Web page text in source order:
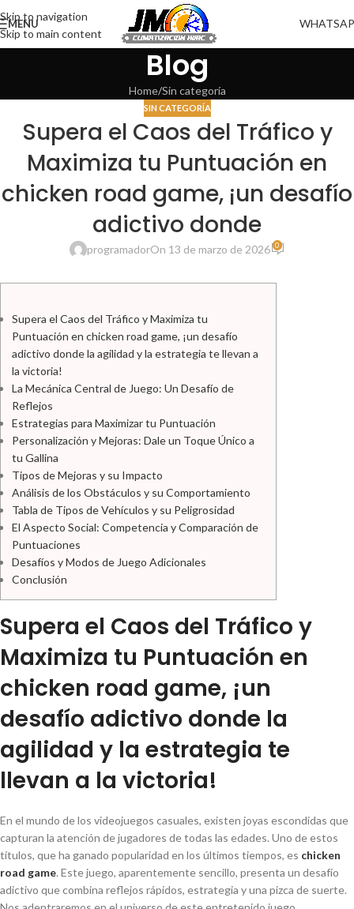
Skip to navigation
Skip to main content
MENU
Blog
Home Sin categoría
SIN CATEGORÍA
Supera el Caos del Tráfico y
Maximiza tu Puntuación en
chicken road game, ¡un desafío
adictivo donde
programadorOn 13 de marzo de 2026 0
Supera el Caos del Tráfico y Maximiza tu
Puntuación en chicken road game, ¡un desafío
adictivo donde la agilidad y la estrategia te llevan a
la victoria!
La Mecánica Central de Juego: Un Desafío de
Reflejos
Estrategias para Maximizar tu Puntuación
Personalización y Mejoras: Dale un Toque Único a
tu Gallina
Tipos de Mejoras y su Impacto
Análisis de los Obstáculos y su Comportamiento
Tabla de Tipos de Vehículos y su Peligrosidad
El Aspecto Social: Competencia y Comparación de
Puntuaciones
Desafíos y Modos de Juego Adicionales
Conclusión
Supera el Caos del Tráfico y
Maximiza tu Puntuación en
chicken road game, ¡un
desafío adictivo donde la
agilidad y la estrategia te
llevan a la victoria!
En el mundo de los videojuegos casuales, existen joyas escondidas que
capturan la atención de jugadores de todas las edades. Uno de estos
títulos, que ha ganado popularidad en los últimos tiempos, es chicken
road game. Este juego, aparentemente sencillo, presenta un desafío
adictivo que combina reflejos rápidos, estrategia y una pizca de suerte.